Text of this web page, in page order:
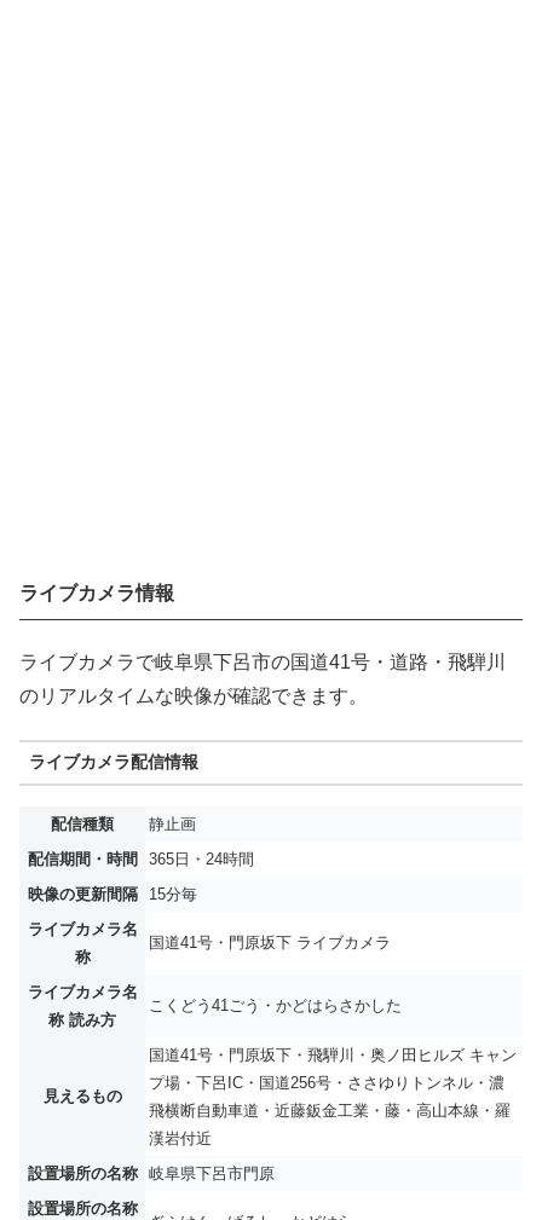
ライブカメラ情報
ライブカメラで岐阜県下呂市の国道41号・道路・飛騨川
のリアルタイムな映像が確認できます。
ライブカメラ配信情報
配信種類
静止画
配信期間・時間
365日・24時間
映像の更新間隔
15分毎
ライブカメラ名
称
国道41号・門原坂下 ライブカメラ
ライブカメラ名
称 読み方
こくどう41ごう・かどはらさかした
見えるもの
国道41号・門原坂下・飛騨川・奥ノ田ヒルズ キャン
プ場・下呂IC・国道256号・ささゆりトンネル・濃
飛横断自動車道・近藤鈑金工業・藤・高山本線・羅
漢岩付近
設置場所の名称
岐阜県下呂市門原
設置場所の名称